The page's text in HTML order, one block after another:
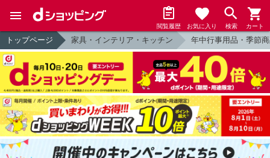
閲覧履歴 お気に入り 検索 カート
トップページ 家具・インテリア・キッチン 年中行事用品・季節